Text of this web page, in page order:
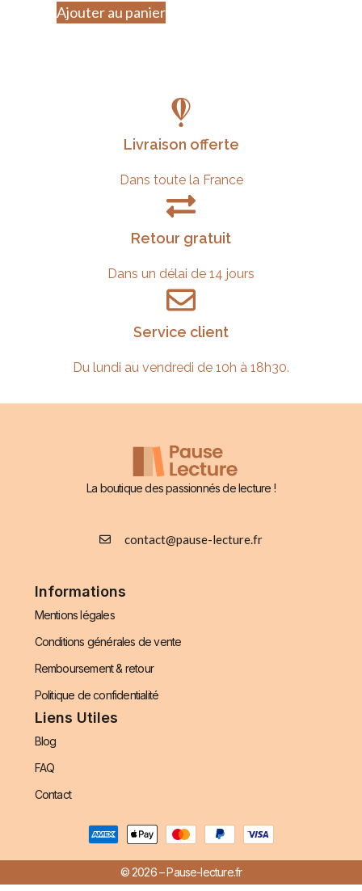
Ajouter au panier
Livraison offerte
Dans toute la France
Retour gratuit
Dans un délai de 14 jours
Service client
Du lundi au vendredi de 10h à 18h30.
La boutique des passionnés de lecture !
contact@pause-lecture.fr
Informations
Mentions légales
Conditions générales de vente
Remboursement & retour
Politique de confidentialité
Liens Utiles
Blog
FAQ
Contact
© 2026 – Pause-lecture.fr